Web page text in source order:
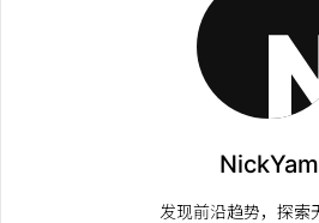
NickYam
发现前沿趋势，探索